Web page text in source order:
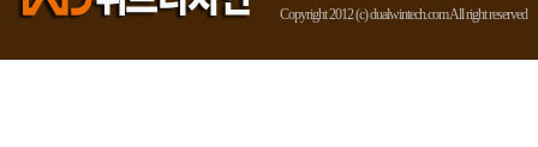
Copyright 2012 (c) dualwintech.com All right reserved